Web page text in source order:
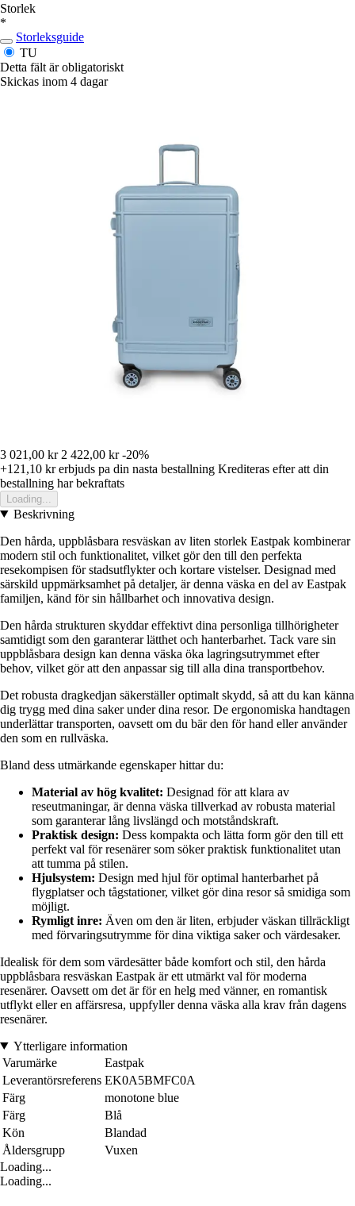
Storlek
*
Storleksguide
TU
Detta fält är obligatoriskt
Skickas inom 4 dagar
3 021,00 kr 2 422,00 kr -20%
+121,10 krerbjuds pa din nasta bestallning Krediteras efter att din
bestallning har bekraftats
Loading...
Beskrivning
Den hårda, uppblåsbara resväskan av liten storlek Eastpak kombinerar
modern stil och funktionalitet, vilket gör den till den perfekta
resekompisen för stadsutflykter och kortare vistelser. Designad med
särskild uppmärksamhet på detaljer, är denna väska en del av Eastpak
familjen, känd för sin hållbarhet och innovativa design.
Den hårda strukturen skyddar effektivt dina personliga tillhörigheter
samtidigt som den garanterar lätthet och hanterbarhet. Tack vare sin
uppblåsbara design kan denna väska öka lagringsutrymmet efter
behov, vilket gör att den anpassar sig till alla dina transportbehov.
Det robusta dragkedjan säkerställer optimalt skydd, så att du kan känna
dig trygg med dina saker under dina resor. De ergonomiska handtagen
underlättar transporten, oavsett om du bär den för hand eller använder
den som en rullväska.
Bland dess utmärkande egenskaper hittar du:
Material av hög kvalitet: Designad för att klara av
reseutmaningar, är denna väska tillverkad av robusta material
som garanterar lång livslängd och motståndskraft.
Praktisk design: Dess kompakta och lätta form gör den till ett
perfekt val för resenärer som söker praktisk funktionalitet utan
att tumma på stilen.
Hjulsystem: Design med hjul för optimal hanterbarhet på
flygplatser och tågstationer, vilket gör dina resor så smidiga som
möjligt.
Rymligt inre: Även om den är liten, erbjuder väskan tillräckligt
med förvaringsutrymme för dina viktiga saker och värdesaker.
Idealisk för dem som värdesätter både komfort och stil, den hårda
uppblåsbara resväskan Eastpak är ett utmärkt val för moderna
resenärer. Oavsett om det är för en helg med vänner, en romantisk
utflykt eller en affärsresa, uppfyller denna väska alla krav från dagens
resenärer.
Ytterligare information
Varumärke
Eastpak
Leverantörsreferens EK0A5BMFC0A
Färg
monotone blue
Färg
Blå
Kön
Blandad
Åldersgrupp
Vuxen
Loading...
Loading...